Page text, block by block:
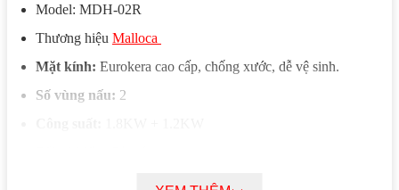
Model: MDH-02R
Thương hiệu Malloca
Mặt kính: Eurokera cao cấp, chống xước, dễ vệ sinh.
Số vùng nấu: 2